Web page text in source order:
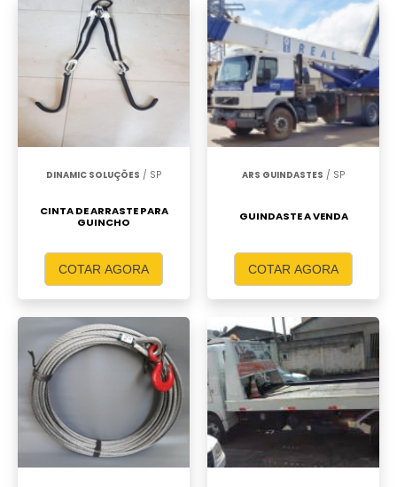
DINAMIC SOLUÇÕES / SP
CINTA DE ARRASTE PARA
GUINCHO
COTAR AGORA
ARS GUINDASTES / SP
GUINDASTE A VENDA
COTAR AGORA